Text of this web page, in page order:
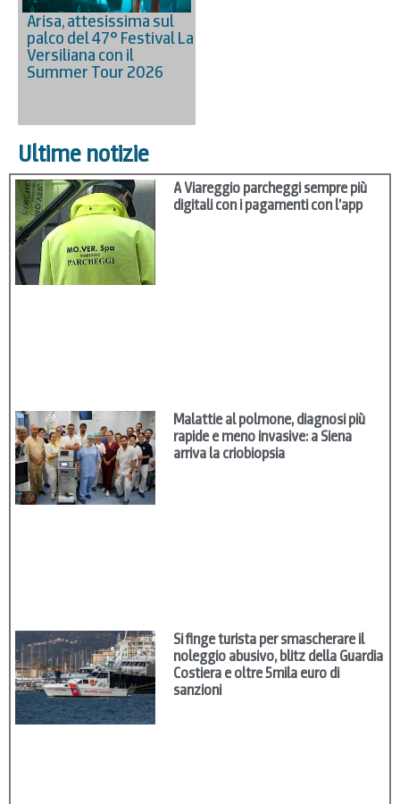
Arisa, attesissima sul
palco del 47° Festival La
Versiliana con il
Summer Tour 2026
Ultime notizie
A Viareggio parcheggi sempre più
digitali con i pagamenti con l’app
Malattie al polmone, diagnosi più
rapide e meno invasive: a Siena
arriva la criobiopsia
Si finge turista per smascherare il
noleggio abusivo, blitz della Guardia
Costiera e oltre 5mila euro di
sanzioni